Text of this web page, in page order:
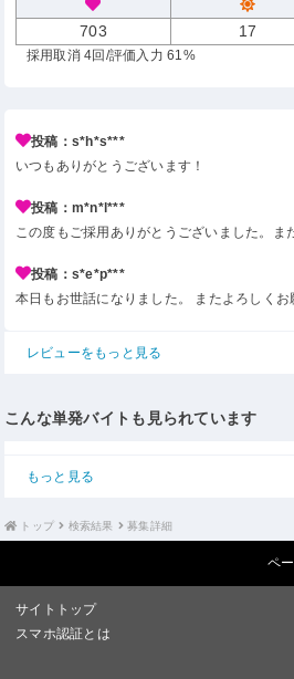
703 17
採用取消 4回 /評価入力 61%
投稿：s*h*s***
いつもありがとうございます！
投稿：m*n*l***
この度もご採用ありがとうございました。
投稿：s*e*p***
本日もお世話になりました。 またよろしくお
レビューをもっと見る
こんな単発バイトも見られています
もっと見る
トップ 検索結果 募集詳細
ペ
サイトトップ
スマホ認証とは